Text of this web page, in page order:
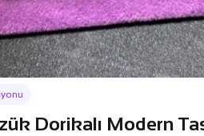
Dorikalı Modern